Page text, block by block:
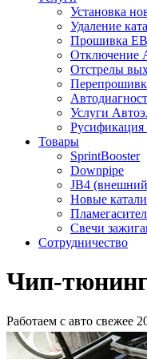
Установка
Удаление
Прошивка
Отключение
Отстрелы
Услуги
Русификация
Товары
SprintBooster
Downpipe
JB4
Новые
Свечи
Сотрудничество
Чип-
Работаем с авто свежее